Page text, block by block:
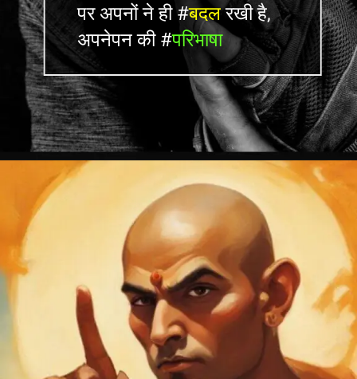
पर अपनों ने ही #बदलरखी है,
अपनेपन की #परिभाषा